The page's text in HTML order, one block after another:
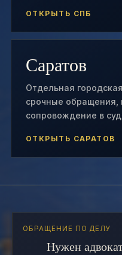
ОТКРЫТЬ СПБ
Саратов
Отдельная
срочные обращения,
сопровождение в
ОТКРЫТЬ САРАТОВ
ОБРАЩЕНИЕ ПО ДЕЛУ
Нужен